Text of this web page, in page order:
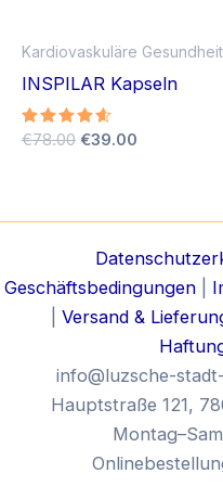
Kardiovaskuläre Gesundheit
INSPILAR Kapseln
Bewertet
€78.00 Ursprünglicher
€39.00
Geschäftsbedingungen|
Versand &
info@luzsche-
Hauptstraße 121,